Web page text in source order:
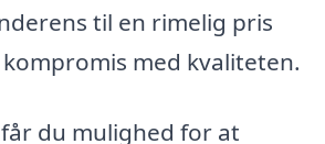
til en rimelig pris
med kvaliteten.
du mulighed for at